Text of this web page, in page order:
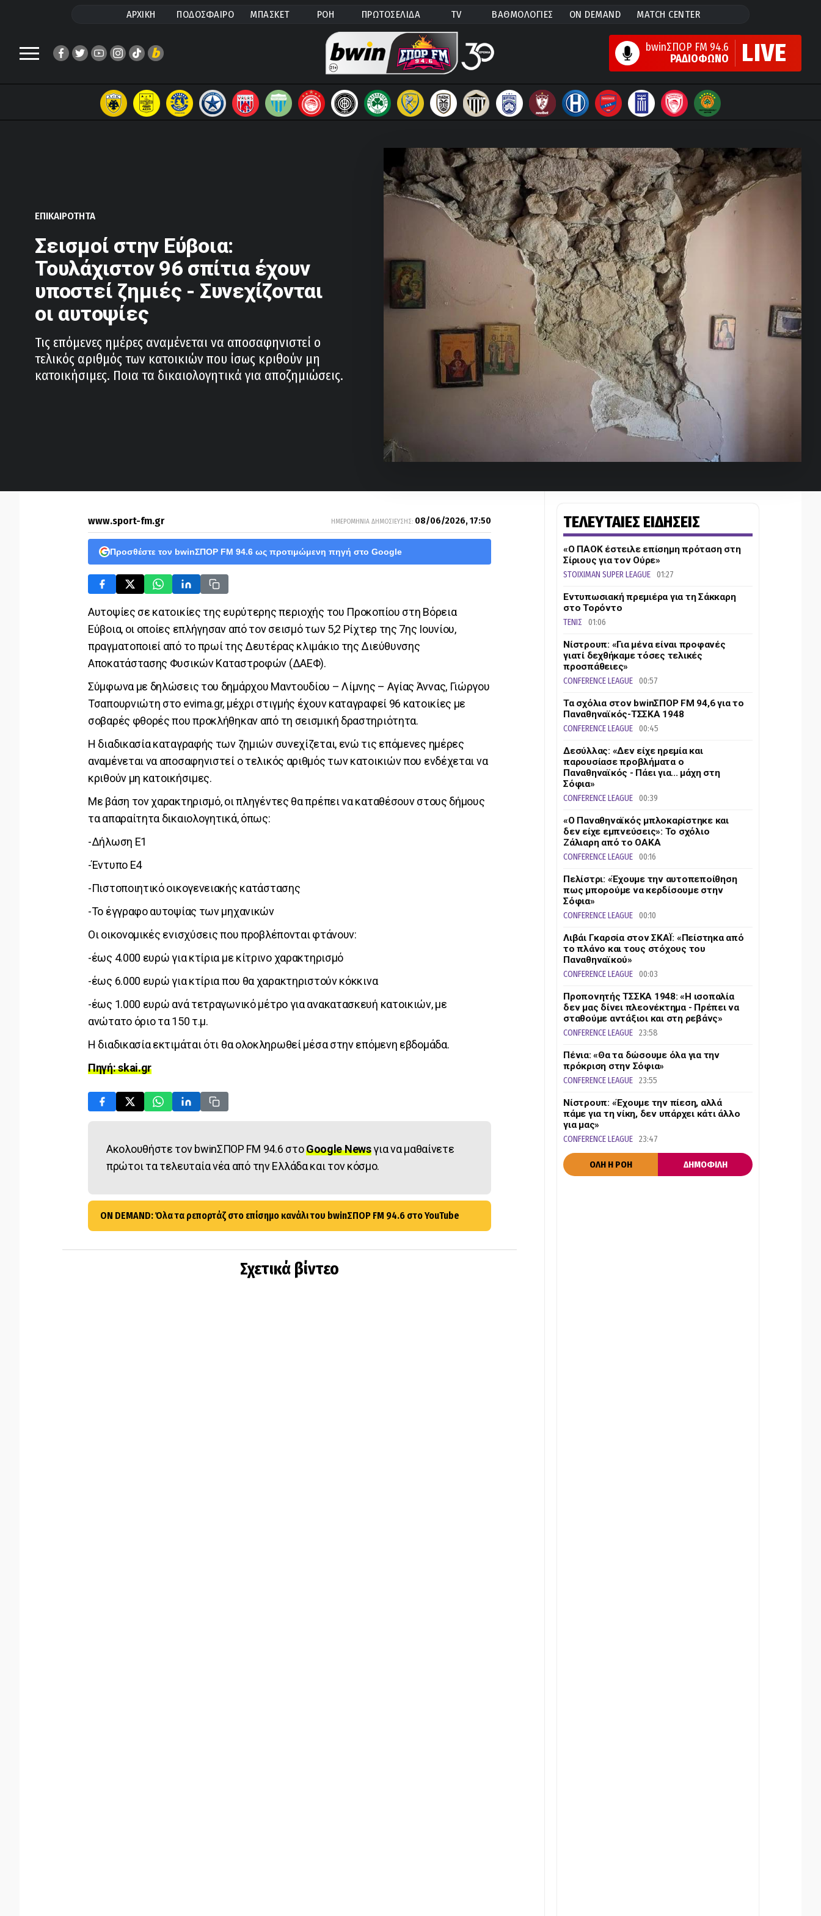
ΑΡΧΙΚΗ ΠΟΔΟΣΦΑΙΡΟ ΜΠΑΣΚΕΤ ΡΟΗ ΠΡΩΤΟΣΕΛΙΔΑ TV ΒΑΘΜΟΛΟΓΙΕΣ ON DEMAND MATCH CENTER
bwinΣΠΟΡ FM 94.6
ΡΑΔΙΟΦΩΝΟ
LIVE
ΕΠΙΚΑΙΡΟΤΗΤΑ
Σεισμοί στην Εύβοια:
Τουλάχιστον 96 σπίτια έχουν
υποστεί ζημιές - Συνεχίζονται
οι αυτοψίες
Τις επόμενες ημέρες αναμένεται να αποσαφηνιστεί ο
τελικός αριθμός των κατοικιών που ίσως κριθούν μη
κατοικήσιμες. Ποια τα δικαιολογητικά για αποζημιώσεις.
www.sport-fm.gr ΗΜΕΡΟΜΗΝΙΑ ΔΗΜΟΣΙΕΥΣΗΣ: 08/06/2026, 17:50
Προσθέστε τον bwinΣΠΟΡ FM 94.6 ως προτιμώμενη πηγή στο Google
Αυτοψίες σε κατοικίες της ευρύτερης περιοχής του Προκοπίου στη Βόρεια
Εύβοια, οι οποίες επλήγησαν από τον σεισμό των 5,2 Ρίχτερ της 7ης Ιουνίου,
πραγματοποιεί από το πρωί της Δευτέρας κλιμάκιο της Διεύθυνσης
Αποκατάστασης Φυσικών Καταστροφών (ΔΑΕΦ).
Σύμφωνα με δηλώσεις του δημάρχου Μαντουδίου – Λίμνης – Αγίας Άννας, Γιώργου
Τσαπουρνιώτη στο evima.gr, μέχρι στιγμής έχουν καταγραφεί 96 κατοικίες με
σοβαρές φθορές που προκλήθηκαν από τη σεισμική δραστηριότητα.
Η διαδικασία καταγραφής των ζημιών συνεχίζεται, ενώ τις επόμενες ημέρες
αναμένεται να αποσαφηνιστεί ο τελικός αριθμός των κατοικιών που ενδέχεται να
κριθούν μη κατοικήσιμες.
Με βάση τον χαρακτηρισμό, οι πληγέντες θα πρέπει να καταθέσουν στους δήμους
τα απαραίτητα δικαιολογητικά, όπως:
-Δήλωση Ε1
-Έντυπο Ε4
-Πιστοποιητικό οικογενειακής κατάστασης
-Το έγγραφο αυτοψίας των μηχανικών
Οι οικονομικές ενισχύσεις που προβλέπονται φτάνουν:
-έως 4.000 ευρώ για κτίρια με κίτρινο χαρακτηρισμό
-έως 6.000 ευρώ για κτίρια που θα χαρακτηριστούν κόκκινα
-έως 1.000 ευρώ ανά τετραγωνικό μέτρο για ανακατασκευή κατοικιών, με
ανώτατο όριο τα 150 τ.μ.
Η διαδικασία εκτιμάται ότι θα ολοκληρωθεί μέσα στην επόμενη εβδομάδα.
Πηγή: skai.gr
Ακολουθήστε τον bwinΣΠΟΡ FM 94.6 στοGoogle Newsγια να μαθαίνετε
πρώτοι τα τελευταία νέα από την Ελλάδα και τον κόσμο.
ON DEMAND: Όλα τα ρεπορτάζ στο επίσημο κανάλι του bwinΣΠΟΡ FM 94.6 στο YouTube
Σχετικά βίντεο
ΤΕΛΕΥΤΑΙΕΣ ΕΙΔΗΣΕΙΣ
«Ο ΠΑΟΚ έστειλε επίσημη πρόταση στη
Σίριους για τον Ούρε»
STOIXIMAN SUPER LEAGUE 01:27
Εντυπωσιακή πρεμιέρα για τη Σάκκαρη
στο Τορόντο
ΤΕΝΙΣ 01:06
Νίστρουπ: «Για μένα είναι προφανές
γιατί δεχθήκαμε τόσες τελικές
προσπάθειες»
CONFERENCE LEAGUE 00:57
Τα σχόλια στον bwinΣΠΟΡ FM 94,6 για το
Παναθηναϊκός-ΤΣΣΚΑ 1948
CONFERENCE LEAGUE 00:45
Δεσύλλας: «Δεν είχε ηρεμία και
παρουσίασε προβλήματα ο
Παναθηναϊκός - Πάει για... μάχη στη
Σόφια»
CONFERENCE LEAGUE 00:39
«Ο Παναθηναϊκός μπλοκαρίστηκε και
δεν είχε εμπνεύσεις»: Το σχόλιο
Ζάλιαρη από το ΟΑΚΑ
CONFERENCE LEAGUE 00:16
Πελίστρι: «Έχουμε την αυτοπεποίθηση
πως μπορούμε να κερδίσουμε στην
Σόφια»
CONFERENCE LEAGUE 00:10
Λιβάι Γκαρσία στον ΣΚΑΪ: «Πείστηκα από
το πλάνο και τους στόχους του
Παναθηναϊκού»
CONFERENCE LEAGUE 00:03
Προπονητής ΤΣΣΚΑ 1948: «Η ισοπαλία
δεν μας δίνει πλεονέκτημα - Πρέπει να
σταθούμε αντάξιοι και στη ρεβάνς»
CONFERENCE LEAGUE 23:58
Πένια: «Θα τα δώσουμε όλα για την
πρόκριση στην Σόφια»
CONFERENCE LEAGUE 23:55
Νίστρουπ: «Έχουμε την πίεση, αλλά
πάμε για τη νίκη, δεν υπάρχει κάτι άλλο
για μας»
CONFERENCE LEAGUE 23:47
ΟΛΗ Η ΡΟΗ ΔΗΜΟΦΙΛΗ